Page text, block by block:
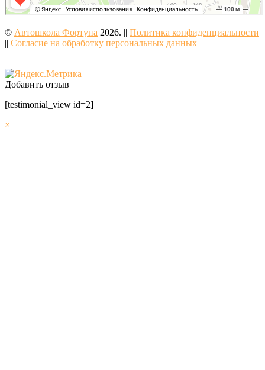
© Автошкола Фортуна 2026. || Политика конфиденциальности
|| Согласие на обработку персональных данных
Добавить отзыв
[testimonial_view id=2]
×